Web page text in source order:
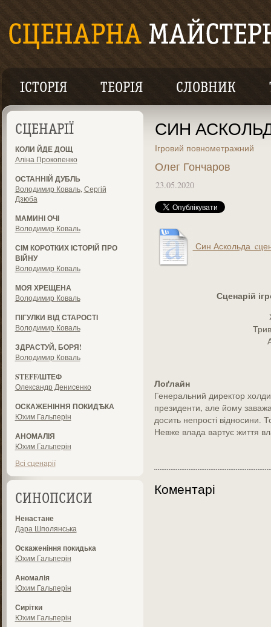
ІСТОРІЯ ТЕОРІЯ СЛОВНИК
СЦЕНАРІЇ
КОЛИ ЙДЕ ДОЩ
Аліна Прокопенко
ОСТАННІЙ ДУБЛЬ
Володимир Коваль, Сергій
Дзюба
МАМИНІ ОЧІ
Володимир Коваль
СІМ КОРОТКИХ ІСТОРІЙ ПРО
ВІЙНУ
Володимир Коваль
МОЯ ХРЕЩЕНА
Володимир Коваль
ПІГУЛКИ ВІД СТАРОСТІ
Володимир Коваль
ЗДРАСТУЙ, БОРЯ!
Володимир Коваль
STEFF/ШТЕФ
Олександр Денисенко
ОСКАЖЕНІННЯ ПОКИДѢКА
Юхим Гальперін
АНОМАЛІЯ
Юхим Гальперін
Всі сценарії
СИНОПСИСИ
Ненастане
Дара Шполянська
Оскаженіння покидька
Юхим Гальперін
Аномалія
Юхим Гальперін
Сирітки
Юхим Гальперін
СИН
Ігровий повнометражний
Олег Гончаров
23.05.2020
Син
Сценарій
Лоґлайн
Генеральний директор
президенти, але йому
досить непрості відносини.
Невже влада вартує життя
Коментарі